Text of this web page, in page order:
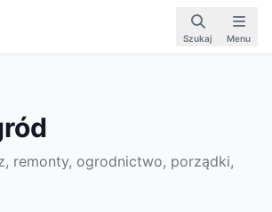
Szukaj Menu
remonty, ogrodnictwo, porządki,